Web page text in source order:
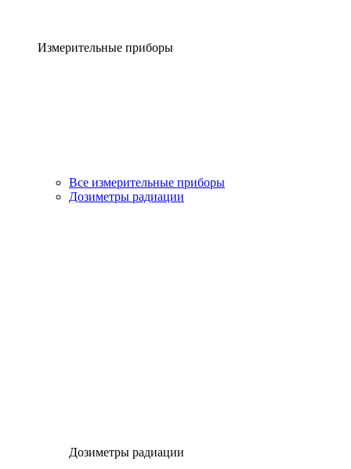
Измерительные приборы
Все измерительные приборы
Дозиметры радиации
Дозиметры радиации